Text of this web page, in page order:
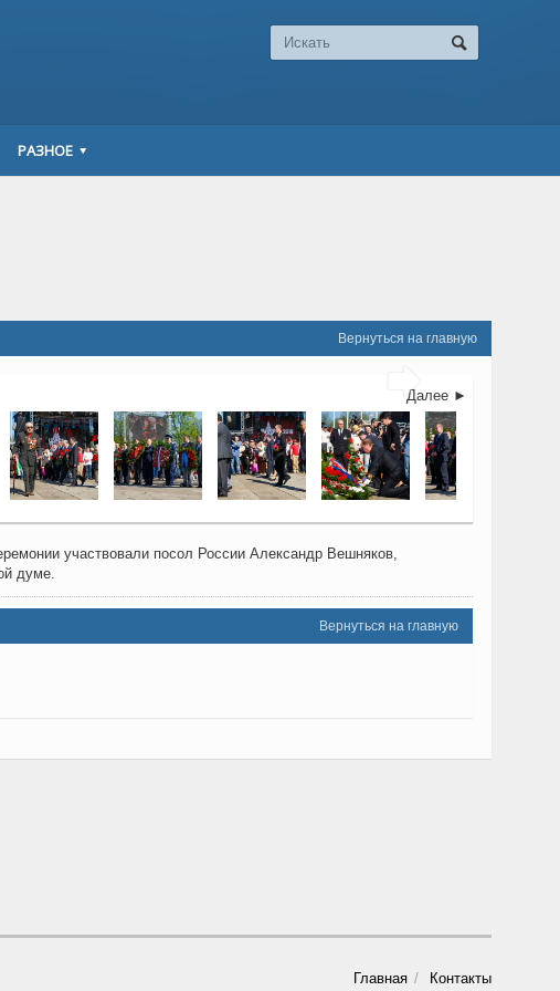
РАЗНОЕ
Вернуться на главную

Далее ►
участвовали посол России Александр Вешняков,
думе.
Вернуться на главную
Главная Контакты